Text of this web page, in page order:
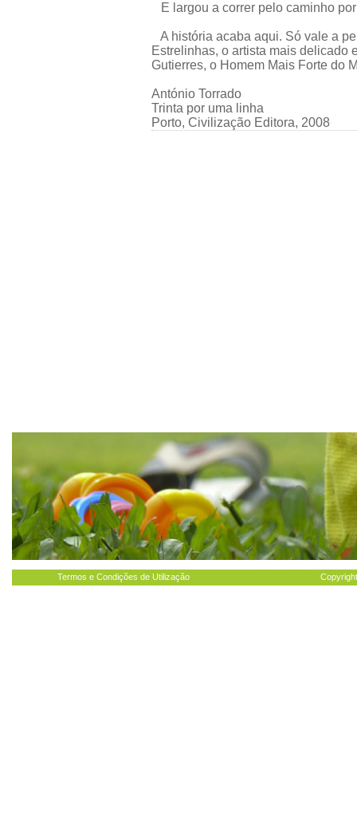
E largou a correr pelo caminho
A história acaba aqui. Só vale a
Estrelinhas, o artista mais delicado
Gutierres, o Homem Mais Forte do
António Torrado
Trinta por uma linha
Porto, Civilização Editora, 2008
Termos e Condições de Utilização